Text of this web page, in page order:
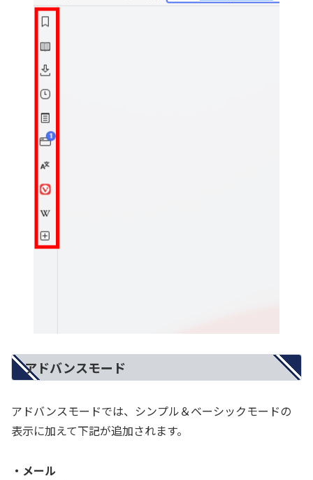
アドバンスモード
アドバンスモードでは、シンプル＆ベーシックモードの
表示に加えて下記が追加されます。
・メール